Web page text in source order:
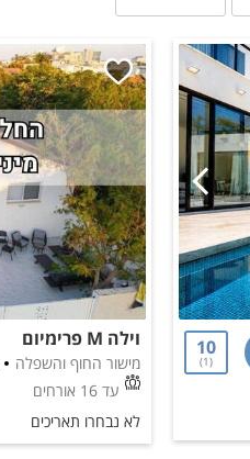
10
1
וילה M פרימיום
מישור החוף והשפלה
עד 16 אורחים
לא נבחרו תאריכים